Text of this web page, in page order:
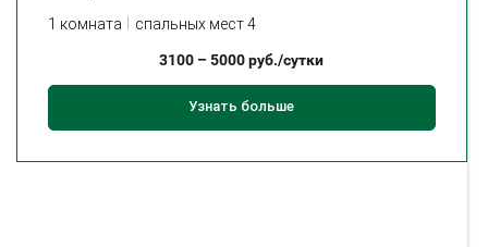
1 комната спальных мест 4
3100 –5000руб./сутки
Узнать больше